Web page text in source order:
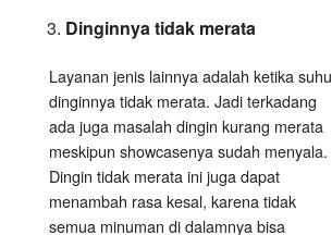
Dinginnya tidak merata
Layanan jenis lainnya adalah ketika suhu
dinginnya tidak merata. Jadi terkadang
ada juga masalah dingin kurang merata
meskipun showcasenya sudah menyala.
Dingin tidak merata ini juga dapat
menambah rasa kesal, karena tidak
semua minuman di dalamnya bisa